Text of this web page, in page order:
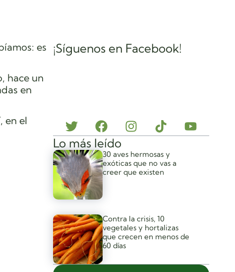
es
hace un
en
en el
¡Síguenos en Facebook!
Lo más leído
30 aves hermosas y
exóticas que no vas a
creer que existen
Contra la crisis, 10
vegetales y hortalizas
que crecen en menos de
60 días